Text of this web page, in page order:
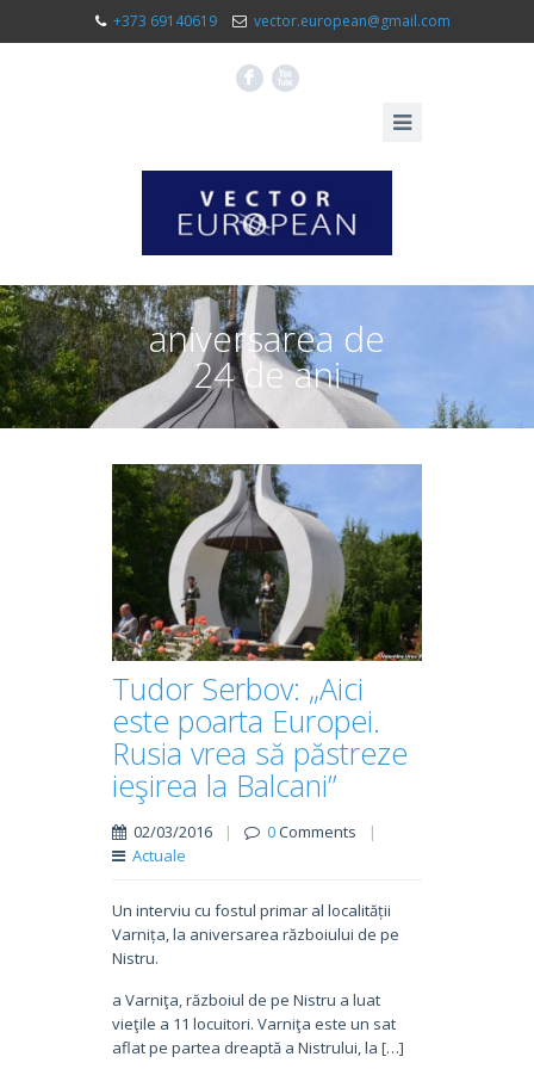
+373 69140619 vector.european@gmail.com
F X
aniversarea de
24 de ani
Tudor Serbov: „Aici
este poarta Europei.
Rusia vrea să păstreze
ieşirea la Balcani”
02/03/2016 | 0Comments
|
Actuale
Un interviu cu fostul primar al localității
Varnița, la aniversarea războiului de pe
Nistru.
a Varniţa, războiul de pe Nistru a luat
vieţile a 11 locuitori. Var­niţa este un sat
aflat pe par­tea dreaptă a Nis­tru­lui, la […]